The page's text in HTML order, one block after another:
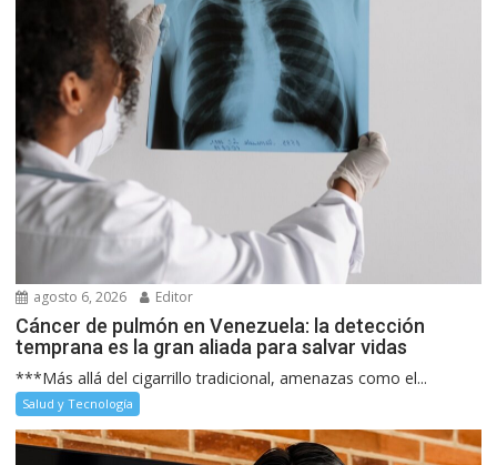
agosto 6, 2026 Editor
Cáncer de pulmón en Venezuela: la detección
temprana es la gran aliada para salvar vidas
***Más allá del cigarrillo tradicional, amenazas como el...
Salud y Tecnología